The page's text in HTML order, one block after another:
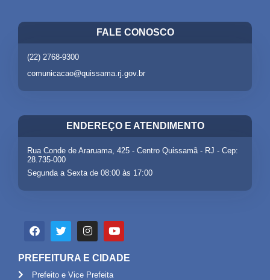
FALE CONOSCO
(22) 2768-9300
comunicacao@quissama.rj.gov.br
ENDEREÇO E ATENDIMENTO
Rua Conde de Araruama, 425 - Centro Quissamã - RJ - Cep:
28.735-000
Segunda a Sexta de 08:00 às 17:00
PREFEITURA E CIDADE
Prefeito e Vice Prefeita